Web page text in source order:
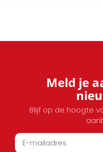
Meld je
Blijf op de hoogte